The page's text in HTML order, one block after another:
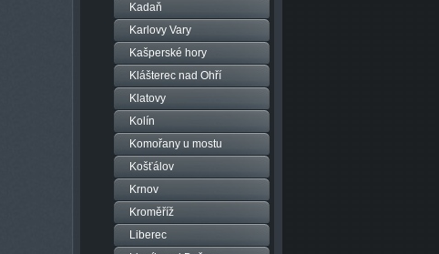
Kadaň
Karlovy Vary
Kašperské hory
Klášterec nad Ohří
Klatovy
Kolín
Komořany u mostu
Košťálov
Krnov
Kroměříž
Liberec